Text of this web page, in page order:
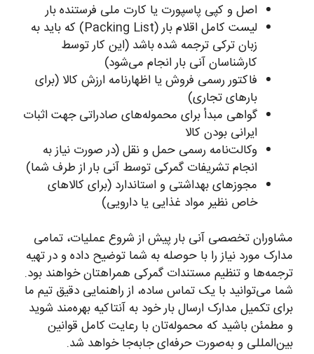
اصل و کپی پاسپورت یا کارت ملی فرستنده بار
لیست کامل اقلام بار (Packing List) که باید به
زبان ترکی ترجمه شده باشد (این کار توسط
کارشناسان آنی بار انجام می‌شود)
فاکتور رسمی فروش یا اظهارنامه ارزش کالا (برای
بارهای تجاری)
گواهی مبدأ برای محموله‌های صادراتی جهت اثبات
ایرانی بودن کالا
وکالت‌نامه رسمی حمل و نقل (در صورت نیاز به
انجام تشریفات گمرکی توسط آنی بار از طرف شما)
مجوزهای بهداشتی و استاندارد (برای کالاهای
خاص نظیر مواد غذایی یا دارویی)
مشاوران تخصصی آنی بار پیش از شروع عملیات، تمامی
مدارک مورد نیاز را با حوصله به شما توضیح داده و در تهیه
ترجمه‌ها و تنظیم مستندات گمرکی همراهتان خواهند بود.
شما می‌توانید با یک تماس ساده، از راهنمایی دقیق تیم ما
برای تکمیل مدارک ارسال بار خود به آنتاکیه بهره‌مند شوید
و مطمئن باشید که محموله‌تان با رعایت کامل قوانین
بین‌المللی و به‌صورت حرفه‌ای جابه‌جا خواهد شد.